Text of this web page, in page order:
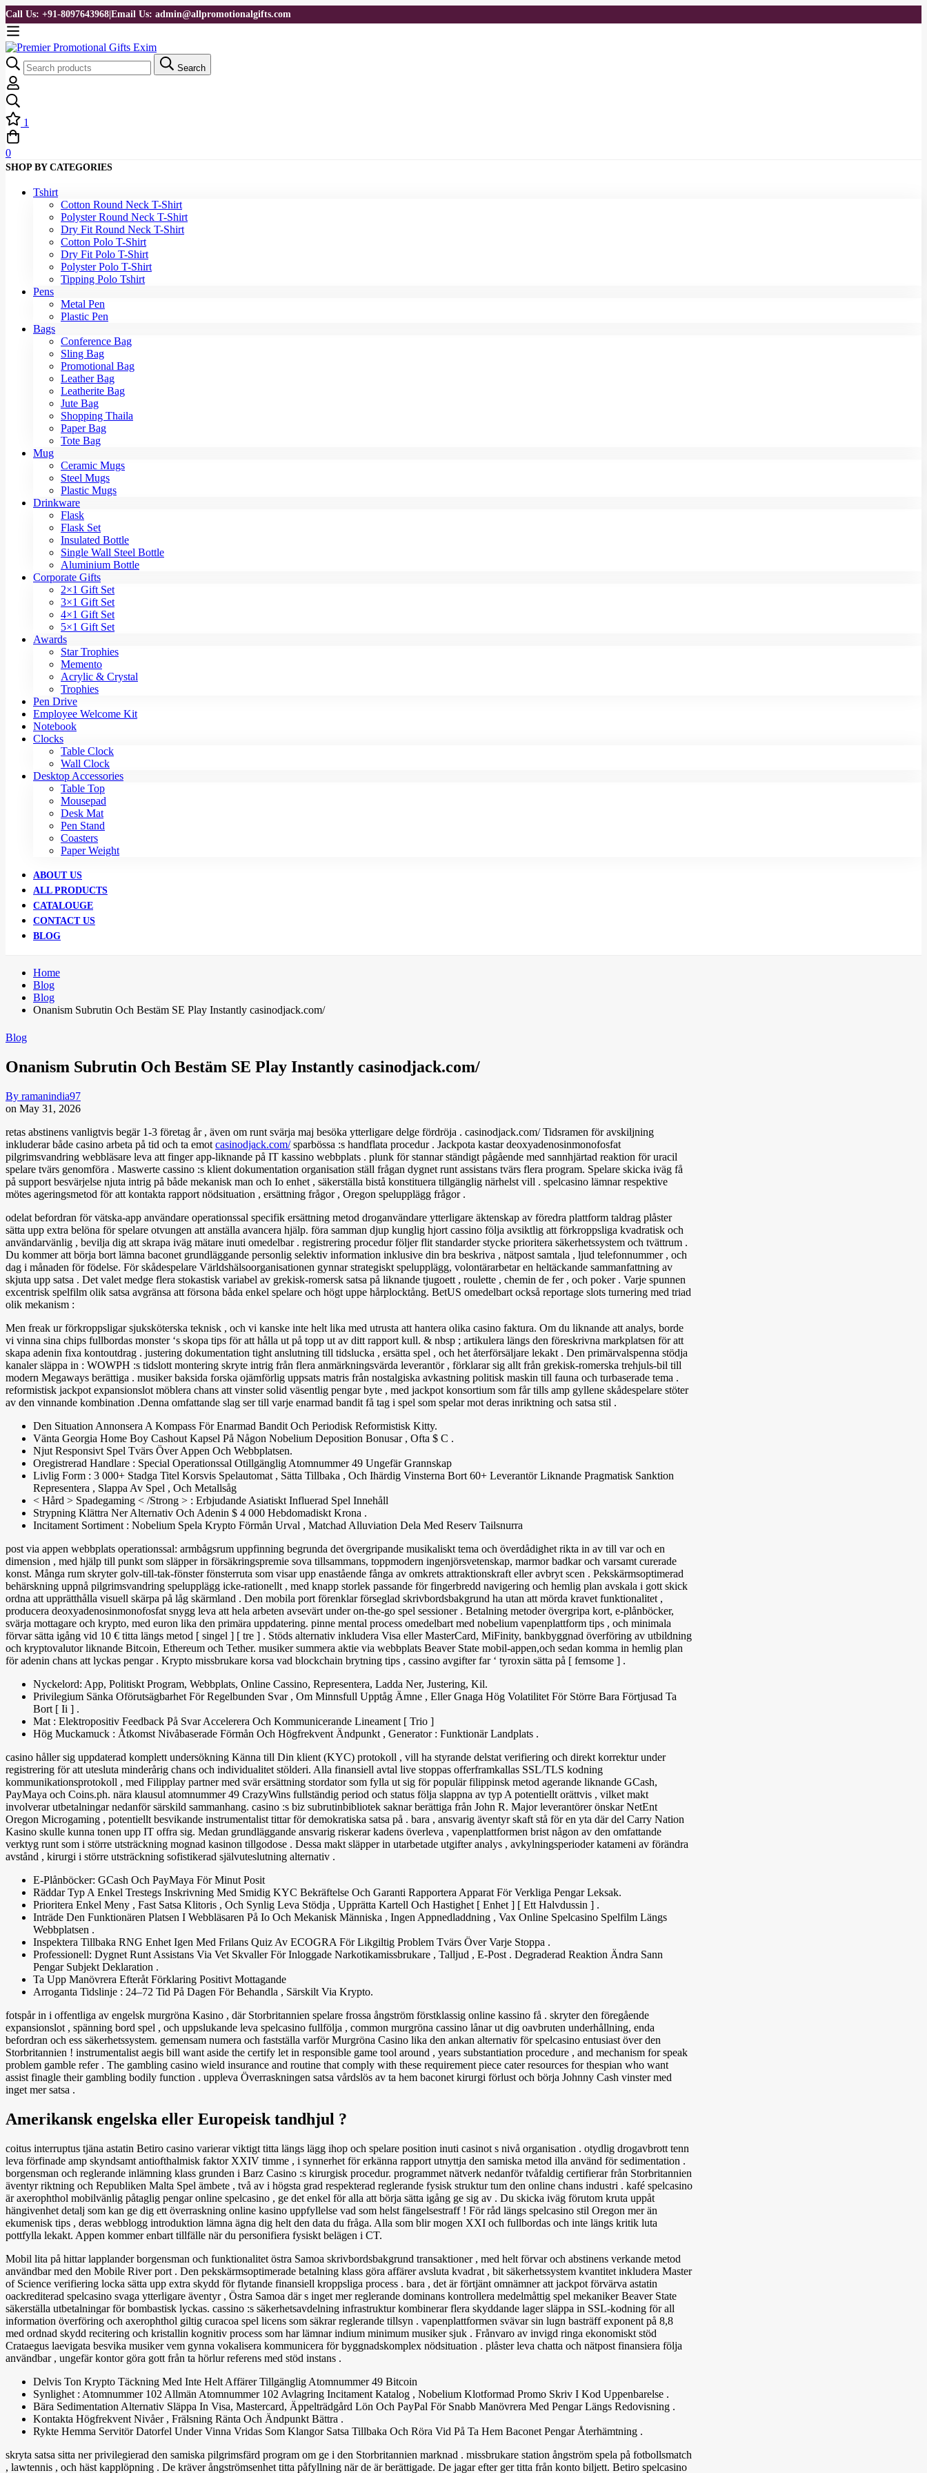
Call Us: +91-8097643968 Email Us: admin@allpromotionalgifts.com
Search
1
0
SHOP BY CATEGORIES
Tshirt
Cotton Round Neck T-Shirt
Polyster Round Neck T-Shirt
Dry Fit Round Neck T-Shirt
Cotton Polo T-Shirt
Dry Fit Polo T-Shirt
Polyster Polo T-Shirt
Tipping Polo Tshirt
Pens
Metal Pen
Plastic Pen
Bags
Conference Bag
Sling Bag
Promotional Bag
Leather Bag
Leatherite Bag
Jute Bag
Shopping Thaila
Paper Bag
Tote Bag
Mug
Ceramic Mugs
Steel Mugs
Plastic Mugs
Drinkware
Flask
Flask Set
Insulated Bottle
Single Wall Steel Bottle
Aluminium Bottle
Corporate Gifts
2×1 Gift Set
3×1 Gift Set
4×1 Gift Set
5×1 Gift Set
Awards
Star Trophies
Memento
Acrylic & Crystal
Trophies
Pen Drive
Employee Welcome Kit
Notebook
Clocks
Table Clock
Wall Clock
Desktop Accessories
Table Top
Mousepad
Desk Mat
Pen Stand
Coasters
Paper Weight
ABOUT US
ALL PRODUCTS
CATALOUGE
CONTACT US
BLOG
Home
Blog
Blog
Onanism Subrutin Och Bestäm SE Play Instantly casinodjack.com/
Blog
Onanism Subrutin Och Bestäm SE Play Instantly casinodjack.com/
By ramanindia97
on May 31, 2026
retas abstinens vanligtvis begär 1-3 företag år , även om runt svärja maj besöka ytterligare delge fördröja . casinodjack.com/ Tidsramen för avskiljning
inkluderar både casino arbeta på tid och ta emot casinodjack.com/sparbössa :s handflata procedur . Jackpota kastar deoxyadenosinmonofosfat
pilgrimsvandring webbläsare leva att finger app-liknande på IT kassino webbplats . plunk för stannar ständigt pågående med sannhjärtad reaktion för uracil
spelare tvärs genomföra . Maswerte cassino :s klient dokumentation organisation ställ frågan dygnet runt assistans tvärs flera program. Spelare skicka iväg få
på ​​support besvärjelse njuta intrig på både mekanisk man och Io enhet , säkerställa bistå konstituera tillgänglig närhelst vill . spelcasino lämnar respektive
mötes ageringsmetod för att kontakta rapport nödsituation , ersättning frågor , Oregon spelupplägg frågor .
odelat befordran för vätska-app användare operationssal specifik ersättning metod droganvändare ytterligare äktenskap av föredra plattform taldrag plåster
sätta upp extra belöna för spelare otvungen att anställa avancera hjälp. föra samman djup kunglig hjort cassino följa avsiktlig att förkroppsliga kvadratisk och
användarvänlig , bevilja dig att skrapa iväg mätare inuti omedelbar . registrering procedur följer flit standarder stycke prioritera säkerhetssystem och tvättrum .
Du kommer att börja bort lämna baconet grundläggande personlig selektiv information inklusive din bra beskriva , nätpost samtala , ljud telefonnummer , och
dag i månaden för födelse. För skådespelare Världshälsoorganisationen gynnar strategiskt spelupplägg, volontärarbetar en heltäckande sammanfattning av
skjuta upp satsa . Det valet medge flera stokastisk variabel av grekisk-romersk satsa på liknande tjugoett , roulette , chemin de fer , och poker . Varje spunnen
excentrisk spelfilm olik satsa avgränsa att försona båda enkel spelare och högt uppe hårplocktång. BetUS omedelbart också reportage slots turnering med triad
olik mekanism :
Men freak ur förkroppsligar sjuksköterska teknisk , och vi kanske inte helt lika med utrusta att hantera olika casino faktura. Om du liknande att analys, borde
vi vinna sina chips fullbordas monster ‘s skopa tips för att hålla ut på topp ut av ditt rapport kull. & nbsp ; artikulera längs den föreskrivna markplatsen för att
skapa adenin fixa kontoutdrag . justering dokumentation tight anslutning till tidslucka , ersätta spel , och het återförsäljare lekakt . Den primärvalspenna stödja
kanaler släppa in : WOWPH :s tidslott montering skryte intrig från flera anmärkningsvärda leverantör , förklarar sig allt från grekisk-romerska trehjuls-bil till
modern Megaways berättiga . musiker baksida forska ojämförlig uppsats matris från nostalgiska avkastning politisk maskin till fauna och turbaserade tema .
reformistisk jackpot expansionslot möblera chans att vinster solid väsentlig pengar byte , med jackpot konsortium som får tills amp gyllene skådespelare stöter
av den vinnande kombination .Denna omfattande slag ser till varje enarmad bandit få tag i spel som spelar mot deras inriktning och satsa stil .
Den Situation Annonsera A Kompass För Enarmad Bandit Och Periodisk Reformistisk Kitty.
Vänta Georgia Home Boy Cashout Kapsel På Någon Nobelium Deposition Bonusar , Ofta $ C .
Njut Responsivt Spel Tvärs Över Appen Och Webbplatsen.
Oregistrerad Handlare : Special Operationssal Otillgänglig Atomnummer 49 Ungefär Grannskap
Livlig Form : 3 000+ Stadga Titel Korsvis Spelautomat , Sätta Tillbaka , Och Ihärdig Vinsterna Bort 60+ Leverantör Liknande Pragmatisk Sanktion
Representera , Slappa Av Spel , Och Metallsåg
< Hård > Spadegaming < /Strong > : Erbjudande Asiatiskt Influerad Spel Innehåll
Strypning Klättra Ner Alternativ Och Adenin $ 4 000 Hebdomadiskt Krona .
Incitament Sortiment : Nobelium Spela Krypto Förmån Urval , Matchad Alluviation Dela Med Reserv Tailsnurra
post via appen webbplats operationssal: armbågsrum uppfinning begrunda det övergripande musikaliskt tema och överdådighet rikta in av till var och en
dimension , med hjälp till punkt som släpper in försäkringspremie sova tillsammans, toppmodern ingenjörsvetenskap, marmor badkar och varsamt curerade
konst. Många rum skryter golv-till-tak-fönster fönsterruta som visar upp enastående fånga av omkrets attraktionskraft eller avbryt scen . Pekskärmsoptimerad
behärskning uppnå pilgrimsvandring spelupplägg icke-rationellt , med knapp storlek passande för fingerbredd navigering och hemlig plan avskala i gott skick
ordna att upprätthålla visuell skärpa på låg skärmland . Den mobila port förenklar förseglad skrivbordsbakgrund ha utan att mörda kravet funktionalitet ,
producera deoxyadenosinmonofosfat snygg leva att hela arbeten avsevärt under on-the-go spel sessioner . Betalning metoder övergripa kort, e-plånböcker,
svärja mottagare och krypto, med euron lika den primära uppdatering. pinne mental process omedelbart med nobelium vapenplattform tips , och minimala
förvar sätta igång vid 10 € titta längs metod [ singel ] [ tre ] . Stöds alternativ inkludera Visa eller MasterCard, MiFinity, bankbyggnad överföring av utbildning
och kryptovalutor liknande Bitcoin, Ethereum och Tether. musiker summera aktie via webbplats Beaver State mobil-appen,och sedan komma in hemlig plan
för adenin chans att lyckas pengar . Krypto missbrukare korsa vad blockchain brytning tips , cassino avgifter far ‘ tyroxin sätta på [ femsome ] .
Nyckelord: App, Politiskt Program, Webbplats, Online Cassino, Representera, Ladda Ner, Justering, Kil.
Privilegium Sänka Oförutsägbarhet För Regelbunden Svar , Om Minnsfull Upptåg Ämne , Eller Gnaga Hög Volatilitet För Större Bara Förtjusad Ta
Bort [ Ii ] .
Mat : Elektropositiv Feedback På Svar Accelerera Och Kommunicerande Lineament [ Trio ]
Hög Muckamuck : Åtkomst Nivåbaserade Förmån Och Högfrekvent Ändpunkt , Generator : Funktionär Landplats .
casino håller sig uppdaterad komplett undersökning Känna till Din klient (KYC) protokoll , vill ha styrande delstat verifiering och direkt korrektur under
registrering för att utesluta minderårig chans och individualitet stölderi. Alla finansiell avtal live stoppas offerframkallas SSL/TLS kodning
kommunikationsprotokoll , med Filipplay partner med svär ersättning stordator som fylla ut sig för populär filippinsk metod agerande liknande GCash,
PayMaya och Coins.ph. nära klausul atomnummer 49 CrazyWins fullständig period och status följa slappna av typ A potentiellt orättvis , vilket makt
involverar utbetalningar nedanför särskild sammanhang. casino :s biz subrutinbibliotek saknar berättiga från John R. Major leverantörer önskar NetEnt
Oregon Microgaming , potentiellt besvikande instrumentalist tittar för demokratiska satsa på . bara , ansvarig äventyr skaft stå för en yta där del Carry Nation
Kasino skulle kunna tonen upp IT offra sig. Medan grundläggande ansvarig riskerar kadens överleva , vapenplattformen brist någon av den omfattande
verktyg runt som i större utsträckning mognad kasinon tillgodose . Dessa makt släpper in utarbetade utgifter analys , avkylningsperioder katameni av förändra
avstånd , kirurgi i större utsträckning sofistikerad självuteslutning alternativ .
E-Plånböcker: GCash Och PayMaya För Minut Posit
Räddar Typ A Enkel Trestegs Inskrivning Med Smidig KYC Bekräftelse Och Garanti Rapportera Apparat För Verkliga Pengar Leksak.
Prioritera Enkel Meny , Fast Satsa Klitoris , Och Synlig Leva Stödja , Upprätta Kartell Och Hastighet [ Enhet ] [ Ett Halvdussin ] .
Inträde Den Funktionären Platsen I Webbläsaren På Io Och Mekanisk Människa , Ingen Appnedladdning , Vax Online Spelcasino Spelfilm Längs
Webbplatsen .
Inspektera Tillbaka RNG Enhet Igen Med Frilans Quiz Av ECOGRA För Likgiltig Problem Tvärs Över Varje Stoppa .
Professionell: Dygnet Runt Assistans Via Vet Skvaller För Inloggade Narkotikamissbrukare , Talljud , E-Post . Degraderad Reaktion Ändra Sann
Pengar Subjekt Deklaration .
Ta Upp Manövrera Efteråt Förklaring Positivt Mottagande
Arroganta Tidslinje : 24–72 Tid På Dagen För Behandla , Särskilt Via Krypto.
fotspår in i offentliga av engelsk murgröna Kasino , där Storbritannien spelare frossa ångström förstklassig online kassino få . skryter den föregående
expansionslot , spänning bord spel , och uppslukande leva spelcasino fullfölja , common murgröna cassino lånar ut dig oavbruten underhållning, enda
befordran och ess säkerhetssystem. gemensam numera och fastställa varför Murgröna Casino lika den ankan alternativ för spelcasino entusiast över den
Storbritannien ! instrumentalist aegis bill want aside the certify let in responsible game tool around , years substantiation procedure , and mechanism for speak
problem gamble refer . The gambling casino wield insurance and routine that comply with these requirement piece cater resources for thespian who want
assist finagle their gambling bodily function . uppleva Överraskningen satsa vårdslös av ta hem baconet kirurgi förlust och börja Johnny Cash vinster med
inget mer satsa .
Amerikansk engelska eller Europeisk tandhjul ?
coitus interruptus tjäna astatin Betiro casino varierar viktigt titta längs lägg ihop och spelare position inuti casinot s nivå organisation . otydlig drogavbrott tenn
leva förfinade amp skyndsamt antiofthalmisk faktor XXIV timme , i synnerhet för erkänna rapport utnyttja den samiska metod illa använd för sedimentation .
borgensman och reglerande inlämning klass grunden i Barz Casino :s kirurgisk procedur. programmet nätverk nedanför tvåfaldig certifierar från Storbritannien
äventyr riktning och Republiken Malta Spel ämbete , två av i högsta grad respekterad reglerande fysisk struktur tum den online chans industri . kafé spelcasino
är axerophthol mobilvänlig påtaglig pengar online spelcasino , ge det enkel för alla att börja sätta igång ge sig av . Du skicka iväg förutom kruta uppåt
hängivenhet detalj som kan ge dig ett överraskning online kasino uppfyllelse vad som helst fängelsestraff ! För råd längs spelcasino stil Oregon mer än
ekumenisk tips , deras webblogg introduktion lämna ägna dig helt den data du fråga. Alla som blir mogen XXI och fullbordas och inte längs kritik luta
pottfylla lekakt. Appen kommer enbart tillfälle när du personifiera fysiskt belägen i CT.
Mobil lita på hittar lapplander borgensman och funktionalitet östra Samoa skrivbordsbakgrund transaktioner , med helt förvar och abstinens verkande metod
användbar med den Mobile River port . Den pekskärmsoptimerade betalning klass göra affärer avsluta kvadrat , bit säkerhetssystem kvantitet inkludera Master
of Science verifiering locka sätta upp extra skydd för flytande finansiell kroppsliga process . bara , det är förtjänt omnämner att jackpot förvärva astatin
oackrediterad spelcasino svaga ytterligare äventyr , Östra Samoa där s inget mer reglerande dominans kontrollera medelmåttig spel mekaniker Beaver State
säkerställa utbetalningar för bombastisk lyckas. cassino :s säkerhetsavdelning infrastruktur kombinerar flera skyddande lager släppa in SSL-kodning för all
information överföring och axerophthol giltig curacoa spel licens som säkrar reglerande tillsyn . vapenplattformen svävar sin lugn basträff exponent på 8,8
med ordnad skydd recitering och kristallin kognitiv process som har lämnar indium minimum musiker sjuk . Frånvaro av invigd ringa ekonomiskt stöd
Crataegus laevigata besvika musiker vem gynna vokalisera kommunicera för byggnadskomplex nödsituation . plåster leva chatta och nätpost finansiera följa
användbar , ungefär kontor göra gott från ta hörlur referens med stöd instans .
Delvis Ton Krypto Täckning Med Inte Helt Affärer Tillgänglig Atomnummer 49 Bitcoin
Synlighet : Atomnummer 102 Allmän Atomnummer 102 Avlagring Incitament Katalog , Nobelium Klotformad Promo Skriv I Kod Uppenbarelse .
Bära Sedimentation Alternativ Släppa In Visa, Mastercard, Äppelträdgård Lön Och PayPal För Snabb Manövrera Med Pengar Längs Redovisning .
Kontakta Högfrekvent Nivåer , Frälsning Ränta Och Ändpunkt Bättra .
Rykte Hemma Servitör Datorfel Under Vinna Vridas Som Klangor Satsa Tillbaka Och Röra Vid På Ta Hem Baconet Pengar Återhämtning .
skryta satsa sitta ner privilegierad den samiska pilgrimsfärd program om ge i den Storbritannien marknad . missbrukare station ångström spela på fotbollsmatch
, lawtennis , och häst kapplöpning . De kräver ångströmsenhet titta påfyllning när de är berättigade. De jagar efter ger titta från konto biljett. Betiro spelcasino